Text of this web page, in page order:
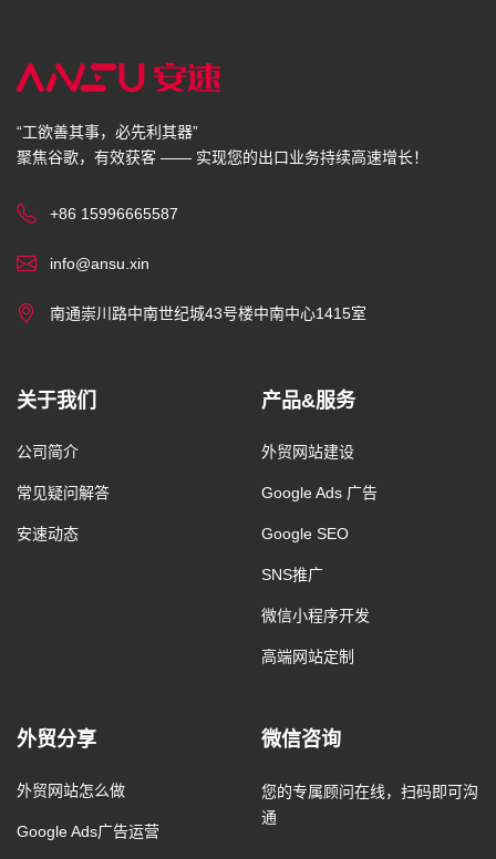
“工欲善其事，必先利其器”
聚焦谷歌，有效获客 —— 实现您的出口业务持续高速增长！
+86 15996665587
info@ansu.xin
南通崇川路中南世纪城43号楼中南中心1415室
关于我们
公司简介
常见疑问解答
安速动态
产品&服务
外贸网站建设
Google Ads 广告
Google SEO
SNS推广
微信小程序开发
高端网站定制
外贸分享
外贸网站怎么做
Google Ads广告运营
微信咨询
您的专属顾问在线，扫码即可沟
通